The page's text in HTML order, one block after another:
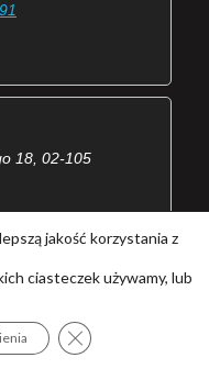
18, 02-105
Elektro)
jakość korzystania z
ciasteczek używamy, lub
Zamknij panel